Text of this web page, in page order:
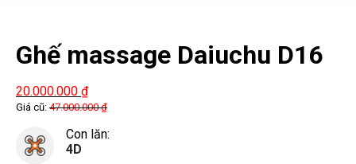
Ghế massage Daiuchu D16
20.000.000 ₫
Giá cũ: 47.000.000₫
Con lăn:
4D